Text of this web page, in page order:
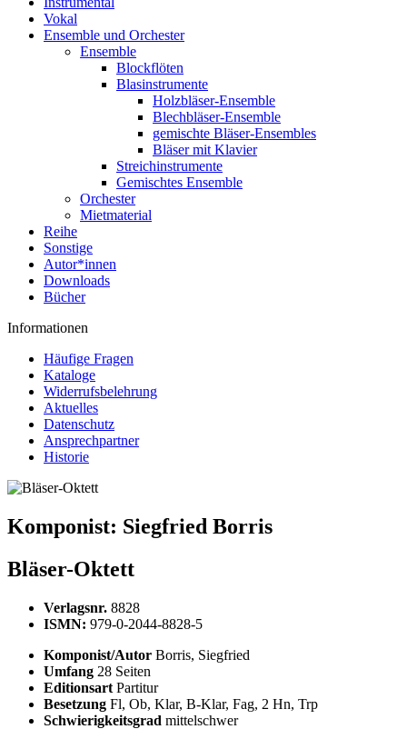
Vokal
Ensemble und Orchester
Ensemble
Blockflöten
Blasinstrumente
Holzbläser-Ensemble
Blechbläser-Ensemble
gemischte Bläser-Ensembles
Bläser mit Klavier
Streichinstrumente
Gemischtes Ensemble
Orchester
Mietmaterial
Reihe
Sonstige
Autor*innen
Downloads
Bücher
Informationen
Häufige Fragen
Kataloge
Widerrufsbelehrung
Aktuelles
Datenschutz
Ansprechpartner
Historie
Komponist: Siegfried Borris
Bläser-Oktett
Verlagsnr. 8828
ISMN: 979-0-2044-8828-5
Komponist/Autor Borris, Siegfried
Umfang 28 Seiten
Editionsart Partitur
Besetzung Fl, Ob, Klar, B-Klar, Fag, 2 Hn, Trp
Schwierigkeitsgrad mittelschwer